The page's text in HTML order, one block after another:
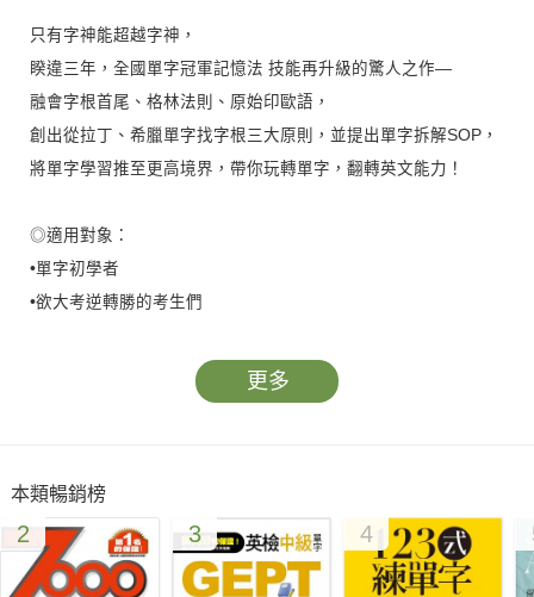
只有字神能超越字神，
睽違三年，全國單字冠軍記憶法 技能再升級的驚人之作—
融會字根首尾、格林法則、原始印歐語，
創出從拉丁、希臘單字找字根三大原則，並提出單字拆解SOP，
將單字學習推至更高境界，帶你玩轉單字，翻轉英文能力！
◎適用對象：
•單字初學者
•欲大考逆轉勝的考生們
•想徹底把英文打好基礎者
•能真正理解單字、記憶單字者
★FB、IG粉絲頁，LINE社群、Podcast超高人氣學習法
★以大學生之姿，擔任國高中學校講師
★獲青春博客來OKAPI〔學習力倍增〕單元人物專訪
更多
本類暢銷榜
2 3 4